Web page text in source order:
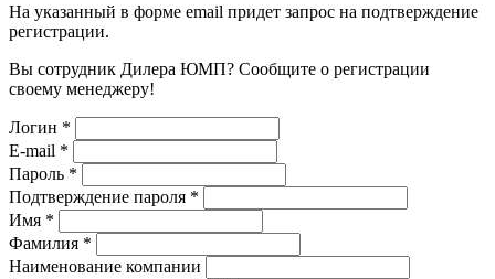
На указанный в форме email придет запрос на подтверждение
регистрации.
Вы сотрудник Дилера ЮМП? Сообщите о регистрации
своему менеджеру!
Логин *
E-mail *
Пароль *
Подтверждение пароля *
Имя *
Фамилия *
Наименование компании